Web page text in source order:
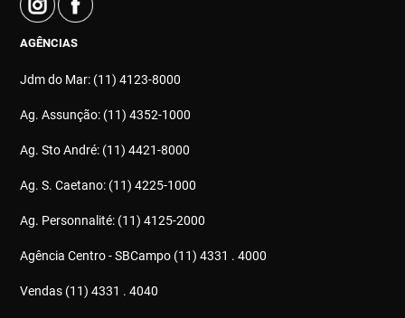
AGÊNCIAS
Jdm do Mar: (11) 4123-8000
Ag. Assunção: (11) 4352-1000
Ag. Sto André: (11) 4421-8000
Ag. S. Caetano: (11) 4225-1000
Ag. Personnalité: (11) 4125-2000
Agência Centro - SBCampo (11) 4331 . 4000
Vendas (11) 4331 . 4040